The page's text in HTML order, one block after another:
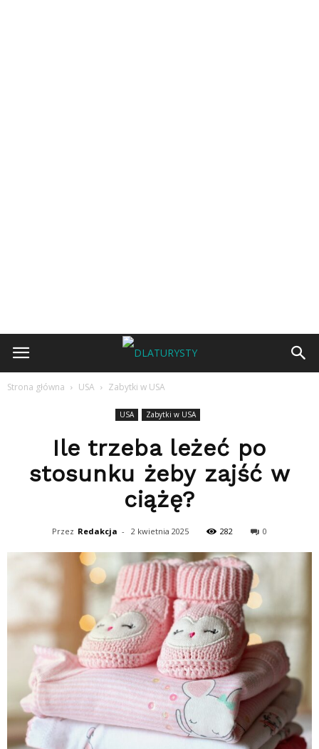
Strona główna USA Zabytki w USA
USA Zabytki w USA
Ile trzeba leżeć po
stosunku żeby zajść w
ciążę?
Przez Redakcja - 2 kwietnia 2025 282 0